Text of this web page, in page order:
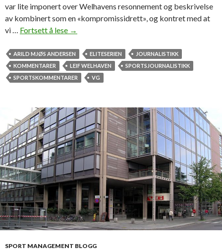
var lite imponert over Welhavens resonnement og beskrivelse
av kombinert som en «kompromissidrett», og kontret med at
vi … Fortsett å lese T
e
n
g
v
i
s
p
o
r
s
k
o
m
m
→
ARILD MJØS ANDERSEN ELITESERIEN
JOURNALISTIKK
KOMMENTARER
LEIF WELHAVEN
SPORTSJOURNALISTIKK
SPORTSKOMMENTARER
VG
SPORT MANAGEMENT BLOGG